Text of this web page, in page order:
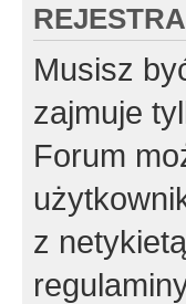
Musisz
zajmuje
Forum
z